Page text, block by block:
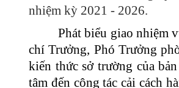
nhiệm kỳ 2021 - 2026.
Phát biểu giao nhiệm
chí Trưởng, Phó Trưởng
kiến thức sở trường của
tâm đến công tác cải cách